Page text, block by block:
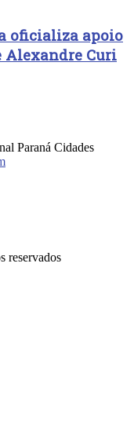
oficializa apoio
Alexandre Curi
Paraná Cidades
reservados